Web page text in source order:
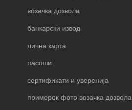
возачка дозвола
банкарски извод
лична карта
пасоши
сертификати и уверенија
примерок фото возачка дозвола